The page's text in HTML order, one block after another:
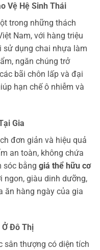
Vệ Hệ Sinh Thái
trong những thách
Nam, với hàng triệu
sử dụng chai nhựa làm
ngăn chúng trở
bãi chôn lấp và đại
hạn chế ô nhiễm và
Gia
đơn giản và hiệu quả
an toàn, không chứa
sóc bằng giá thể hữu cơ
ngon, giàu dinh dưỡng,
ăn hàng ngày của gia
Ở Đô Thị
sân thượng có diện tích